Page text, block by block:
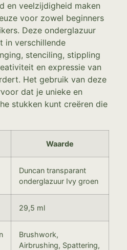
en veelzijdigheid maken
voor zowel beginners
Deze onderglazuur
in verschillende
stenciling, stippling
en expressie van
Het gebruik van deze
dat je unieke en
stukken kunt creëren die
Waarde
Duncan transparant
onderglazuur Ivy groen
29,5 ml
Brushwork,
Airbrushing, Spattering,